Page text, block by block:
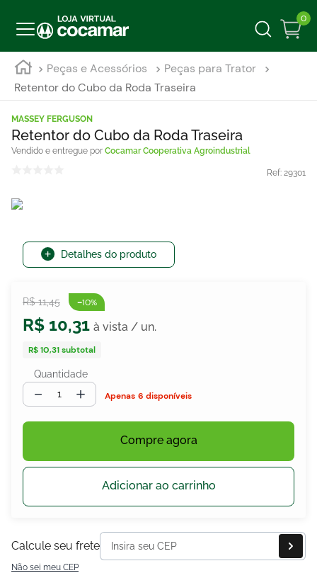
0
Peças e Acessórios
Peças para Trator
Retentor do Cubo da Roda Traseira
MASSEY FERGUSON
Retentor do Cubo da Roda Traseira
Cocamar Cooperativa Agroindustrial
Ref: 29301
Detalhes do produto
R$ 11,45 -10%
R$ 10,31
R$ 10,31subtotal
Quantidade
＋
－ 6 disponíveis
Compre agora
Adicionar ao carrinho
Calcule seu frete
Não sei meu CEP